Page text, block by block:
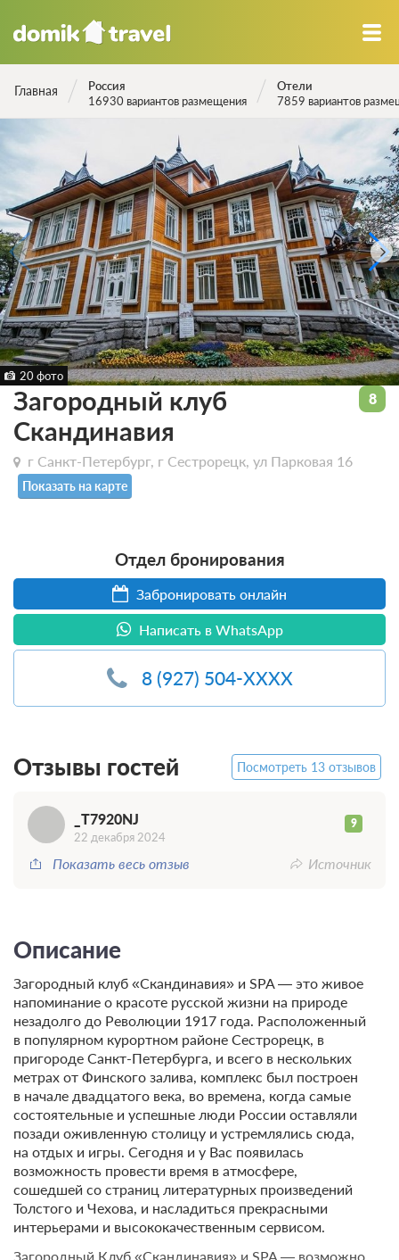
Главная
Россия
16930 вариантов размещения
Отели
7859 вариантов
20 фото
Загородный клуб
Скандинавия
г Санкт-Петербург, г Сестрорецк, ул Парковая 16
Показать на карте
Отдел бронирования
Забронировать онлайн
Написать в WhatsApp
8 (927) 504-XXXX
8
Отзывы гостей Посмотреть 13 отзывов
_T7920NJ 9
22 декабря 2024
Показать весь отзыв Источник
Описание
Загородный клуб «Скандинавия» и SPA — это живое
напоминание о красоте русской жизни на природе
незадолго до Революции 1917 года. Расположенный
в популярном курортном районе Сестрорецк, в
пригороде Санкт-Петербурга, и всего в нескольких
метрах от Финского залива, комплекс был построен
в начале двадцатого века, во времена, когда самые
состоятельные и успешные люди России оставляли
позади оживленную столицу и устремлялись сюда,
на отдых и игры. Сегодня и у Вас появилась
возможность провести время в атмосфере,
сошедшей со страниц литературных произведений
Толстого и Чехова, и насладиться прекрасными
интерьерами и высококачественным сервисом.
Загородный Клуб «Скандинавия» и SPA — возможно